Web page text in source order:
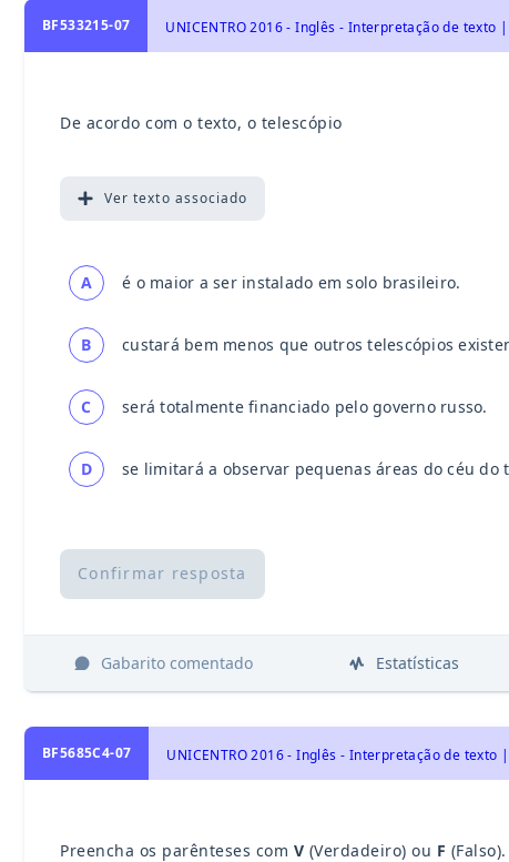
BF533215-07 UNICENTRO 2016 - Inglês - Interpretação de texto
De acordo com o texto, o telescópio
Ver texto associado
A é o maior a ser instalado em solo brasileiro.
B custará bem menos que outros telescópios
C será totalmente financiado pelo governo russo.
D se limitará a observar pequenas áreas do céu
Confirmar resposta
Gabarito comentado Estatísticas
BF5685C4-07 UNICENTRO 2016 - Inglês - Interpretação de texto
Preencha os parênteses com V (Verdadeiro) ou F (Falso).